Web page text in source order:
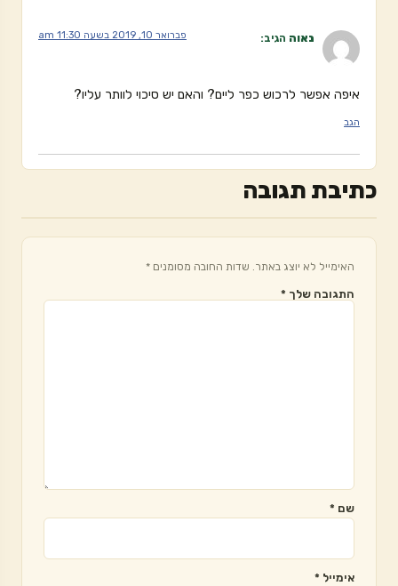
נאוה הגיב: פברואר 10, 2019 בשעה 11:30 am
איפה אפשר לרכוש כפר ליים? והאם יש סיכוי לוותר עליו?
הגב
כתיבת תגובה
האימייל לא יוצג באתר. שדות החובה מסומנים *
התגובה שלך *
שם *
אימייל *